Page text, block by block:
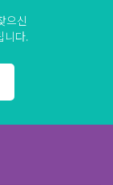
으신
니다.